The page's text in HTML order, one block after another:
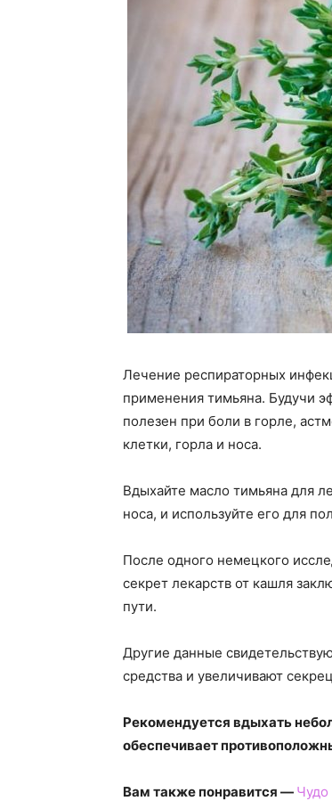
Лечение респираторных
применения тимьяна. Будучи
полезен при боли в горле,
клетки, горла и носа.
Вдыхайте масло тимьяна для
носа, и используйте его для
После одного немецкого
секрет лекарств от кашля
пути.
Другие данные
средства и увеличивают
Рекомендуется вдыхать
обеспечивает
Вам также понравится — Чудо